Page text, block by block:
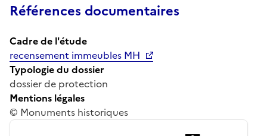
Références documentaires
Cadre de l'étude
recensement immeubles MH
Typologie du dossier
dossier de protection
Mentions légales
© Monuments historiques